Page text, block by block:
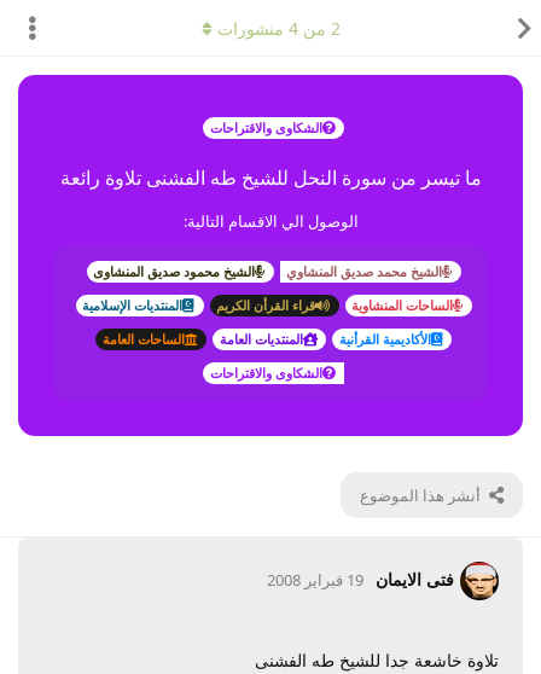
الشكاوى والاقتراحات
ما تيسر من سورة النحل للشيخ طه الفشنى تلاوة رائعة
الوصول الي الاقسام التالية:
الشيخ محمد صديق المنشاوي
الشيخ محمود صديق المنشاوى
الساحات المنشاوية
قراء القرأن الكريم
المنتديات الإسلامية
الأكاديمية القرأنية
المنتديات العامة
الساحات العامة
الشكاوى والاقتراحات
أنشر هذا الموضوع
2 من4 منشورات
فتى الايمان 19 فبراير 2008
تلاوة خاشعة جدا للشيخ طه الفشنى